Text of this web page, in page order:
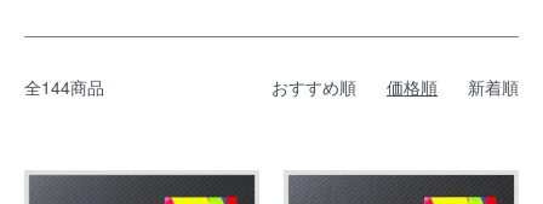
全144商品 おすすめ順 価格順 新着順